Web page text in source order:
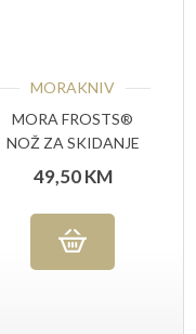
MORAKNIV
MORA FROSTS®
NOŽ ZA SKIDANJE
KOŽE 7146 UG
49,50KM